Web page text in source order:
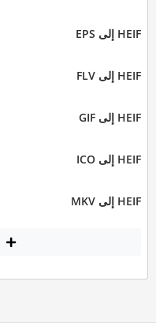
HEIF إلى EPS
HEIF إلى FLV
HEIF إلى GIF
HEIF إلى ICO
HEIF إلى MKV